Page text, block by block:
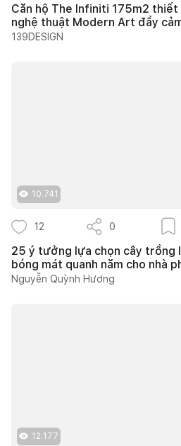
Căn hộ The Infiniti 175m2
nghệ thuật Modern Art đầy
139DESIGN
10.741
12 0
25 ý tưởng lựa chọn cây trồng
bóng mát quanh năm cho nhà
Nguyễn Quỳnh Hương
12.177